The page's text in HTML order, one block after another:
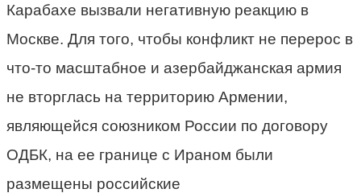
Карабахе вызвали негативную реакцию в
Москве. Для того, чтобы конфликт не перерос в
что-то масштабное и азербайджанская армия
не вторглась на территорию Армении,
являющейся союзником России по договору
ОДБК, на ее границе с Ираном были
размещены российские